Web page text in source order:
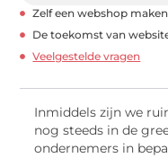
Zelf een webshop
De toekomst van
Veelgestelde vragen
Inmiddels zijn we
nog steeds in de
ondernemers in